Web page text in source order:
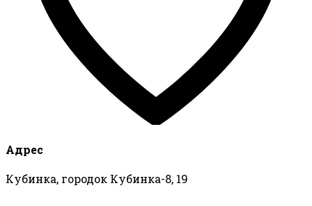
Адрес
Кубинка, городок Кубинка-8, 19